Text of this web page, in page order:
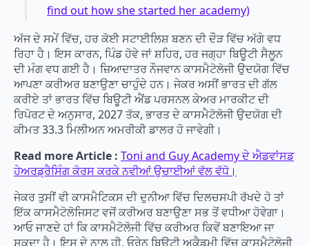
find out how she started her academy)
ਅੱਜ ਦੇ ਸਮੇਂ ਵਿੱਚ, ਹਰ ਕੋਈ ਸਟਾਈਲਿਸ਼ ਬਣਨ ਦੀ ਦੌੜ ਵਿੱਚ ਅੱਗੇ ਵਧ
ਰਿਹਾ ਹੈ। ਇਸ ਕਾਰਨ, ਪਿੰਡ ਹੋਵੇ ਜਾਂ ਸ਼ਹਿਰ, ਹਰ ਜਗ੍ਹਾ ਬਿਊਟੀ ਸੈਲੂਨ
ਦੀ ਮੰਗ ਵਧ ਗਈ ਹੈ। ਜ਼ਿਆਦਾਤਰ ਨੌਜਵਾਨ ਕਾਸਮੈਟੋਲੋਜੀ ਉਦਯੋਗ ਵਿੱਚ
ਆਪਣਾ ਕਰੀਅਰ ਬਣਾਉਣਾ ਚਾਹੁੰਦੇ ਹਨ। ਜੇਕਰ ਅਸੀਂ ਭਾਰਤ ਦੀ ਗੱਲ
ਕਰੀਏ ਤਾਂ ਭਾਰਤ ਵਿੱਚ ਬਿਊਟੀ ਐਂਡ ਪਰਸਨਲ ਕੇਅਰ ਮਾਰਕੀਟ ਦੀ
ਰਿਪੋਰਟ ਦੇ ਅਨੁਸਾਰ, 2027 ਤੱਕ, ਭਾਰਤ ਦੇ ਕਾਸਮੈਟੋਲੋਜੀ ਉਦਯੋਗ ਦੀ
ਕੀਮਤ 33.3 ਮਿਲੀਅਨ ਅਮਰੀਕੀ ਡਾਲਰ ਹੋ ਜਾਵੇਗੀ।
Read more Article : Toni and Guy Academy ਦੇ ਐਡਵਾਂਸਡ
ਹੇਅਰਡ੍ਰੈਸਿੰਗ ਕੋਰਸ ਕਰਕੇ ਨਵੀਆਂ ਉਚਾਈਆਂ ਵੱਲ ਵੱਧੋ।
ਜੇਕਰ ਤੁਸੀਂ ਵੀ ਕਾਸਮੈਟਿਕਸ ਦੀ ਦੁਨੀਆ ਵਿੱਚ ਦਿਲਚਸਪੀ ਰੱਖਦੇ ਹੋ ਤਾਂ
ਇੱਕ ਕਾਸਮੈਟੋਲੋਜਿਸਟ ਵਜੋਂ ਕਰੀਅਰ ਬਣਾਉਣਾ ਸਭ ਤੋਂ ਵਧੀਆ ਹੋਵੇਗਾ।
ਆਓ ਜਾਣਦੇ ਹਾਂ ਕਿ ਕਾਸਮੈਟੋਲੋਜੀ ਵਿੱਚ ਕਰੀਅਰ ਕਿਵੇਂ ਬਣਾਇਆ ਜਾ
ਸਕਦਾ ਹੈ। ਇਸ ਦੇ ਨਾਲ ਹੀ, ਓਰੇਨ ਬਿਊਟੀ ਅਕੈਡਮੀ ਵਿੱਚ ਕਾਸਮੈਟੋਲੋਜੀ